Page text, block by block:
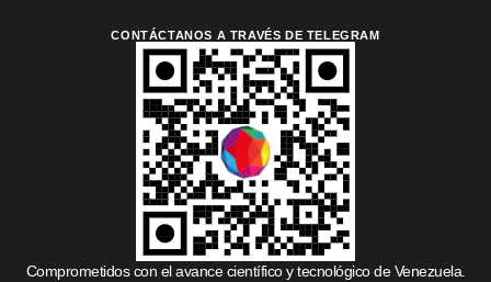
CONTÁCTANOS A TRAVÉS DE TELEGRAM
Comprometidos con el avance científico y tecnológico de Venezuela.